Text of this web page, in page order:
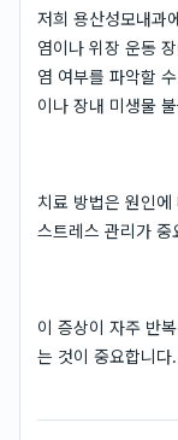
저희 용산성모내과
염이나 위장 운동
염 여부를 파악할
이나 장내 미생물
치료 방법은 원인에
스트레스 관리가 중
이 증상이 자주 반
는 것이 중요합니다